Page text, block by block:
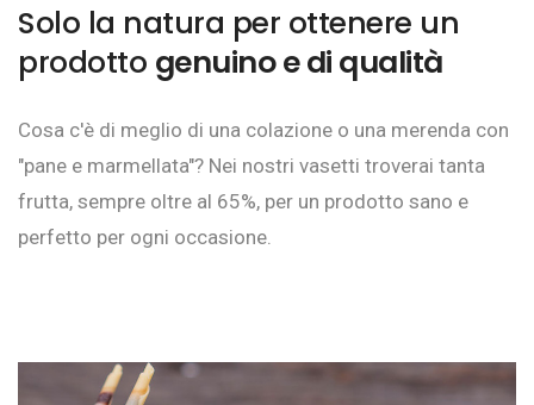
Solo la natura per ottenere un
prodotto genuino e di qualità
Cosa c'è di meglio di una colazione o una merenda con
"pane e marmellata"? Nei nostri vasetti troverai tanta
frutta, sempre oltre al 65%, per un prodotto sano e
perfetto per ogni occasione.